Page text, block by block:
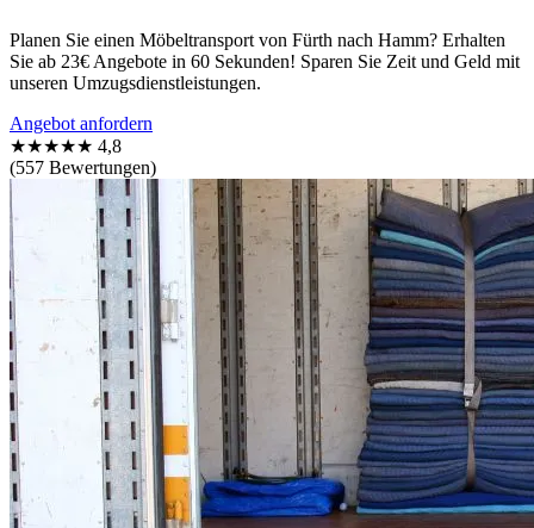
Planen Sie einen Möbeltransport von Fürth nach Hamm? Erhalten
Sie ab 23€ Angebote in 60 Sekunden! Sparen Sie Zeit und Geld mit
unseren Umzugsdienstleistungen.
Angebot anfordern
★★★★★ 4,8
(557 Bewertungen)